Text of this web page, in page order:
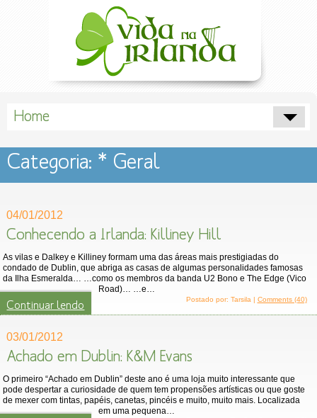
Home
Categoria: * Geral
04/01/2012
Conhecendo a Irlanda: Killiney Hill
As vilas e Dalkey e Killiney formam uma das áreas mais prestigiadas do
condado de Dublin, que abriga as casas de algumas personalidades famosas
da Ilha Esmeralda… …como os membros da banda U2 Bono e The Edge (Vico
Road)… …e…
Continuar lendo Postado por: Tarsila | Comments (40)
03/01/2012
Achado em Dublin: K&M Evans
O primeiro “Achado em Dublin” deste ano é uma loja muito interessante que
pode despertar a curiosidade de quem tem propensões artísticas ou que goste
de mexer com tintas, papéis, canetas, pincéis e muito, muito mais. Localizada
em uma pequena…